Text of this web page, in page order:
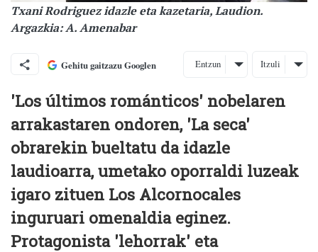
Txani Rodriguez idazle eta kazetaria, Laudion.
Argazkia: A. Amenabar
Gehitu gaitzazu Googlen Entzun Itzuli
'Los últimos románticos' nobelaren
arrakastaren ondoren, 'La seca'
obrarekin bueltatu da idazle
laudioarra, umetako oporraldi luzeak
igaro zituen Los Alcornocales
inguruari omenaldia eginez.
Protagonista 'lehorrak' eta